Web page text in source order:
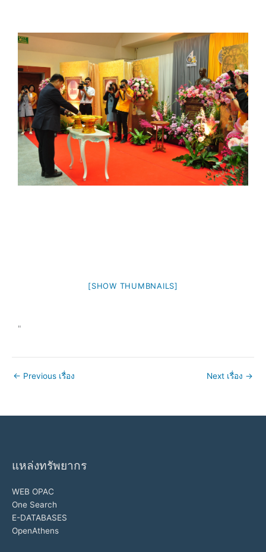
[SHOW THUMBNAILS]
"
← Previous เรื่อง Next เรื่อง →
แหล่งทรัพยากร
WEB OPAC
One Search
E-DATABASES
OpenAthens